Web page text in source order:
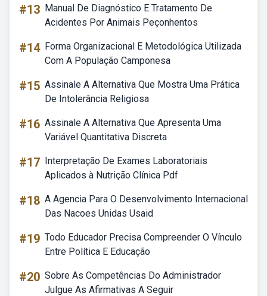
#13 Manual De Diagnóstico E Tratamento De
Acidentes Por Animais Peçonhentos
#14 Forma Organizacional E Metodológica Utilizada
Com A População Camponesa
#15 Assinale A Alternativa Que Mostra Uma Prática
De Intolerância Religiosa
#16 Assinale A Alternativa Que Apresenta Uma
Variável Quantitativa Discreta
#17 Interpretação De Exames Laboratoriais
Aplicados à Nutrição Clínica Pdf
#18 A Agencia Para O Desenvolvimento Internacional
Das Nacoes Unidas Usaid
#19 Todo Educador Precisa Compreender O Vínculo
Entre Política E Educação
#20 Sobre As Competências Do Administrador
Julgue As Afirmativas A Seguir